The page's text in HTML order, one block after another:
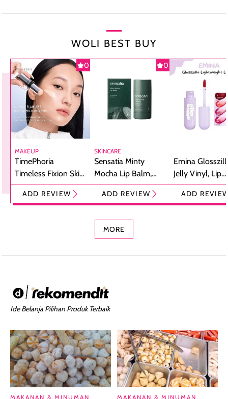
WOLI BEST BUY
0
MAKEUP
TimePhoria
Timeless Fixion Skin
Tint Stick,
Foundation dan
ADD REVIEW
0
SKINCARE
Sensatia Minty
Mocha Lip Balm,
Pelembap Bibir
dengan Aroma
ADD REVIEW
Emina
Jelly Vinyl, Lip
Cream Glossy
Ringan
ADD
MORE
Ide Belanja Pilihan Produk Terbaik
MAKANAN & MINUMAN MAKANAN & MINUMAN